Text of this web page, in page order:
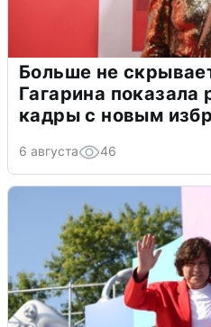
Больше не
Гагарина показала
кадры с новым
6 августа 46